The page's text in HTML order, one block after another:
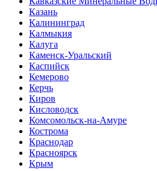
Казань
Калининград
Калмыкия
Калуга
Каменск-Уральский
Каспийск
Кемерово
Керчь
Киров
Кисловодск
Комсомольск-на-Амуре
Кострома
Краснодар
Красноярск
Крым